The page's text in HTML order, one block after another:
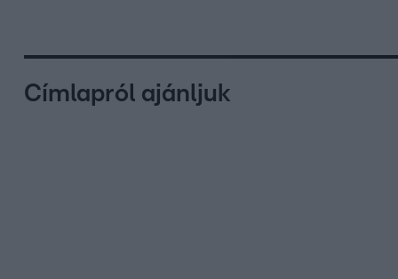
Címlapról ajánljuk